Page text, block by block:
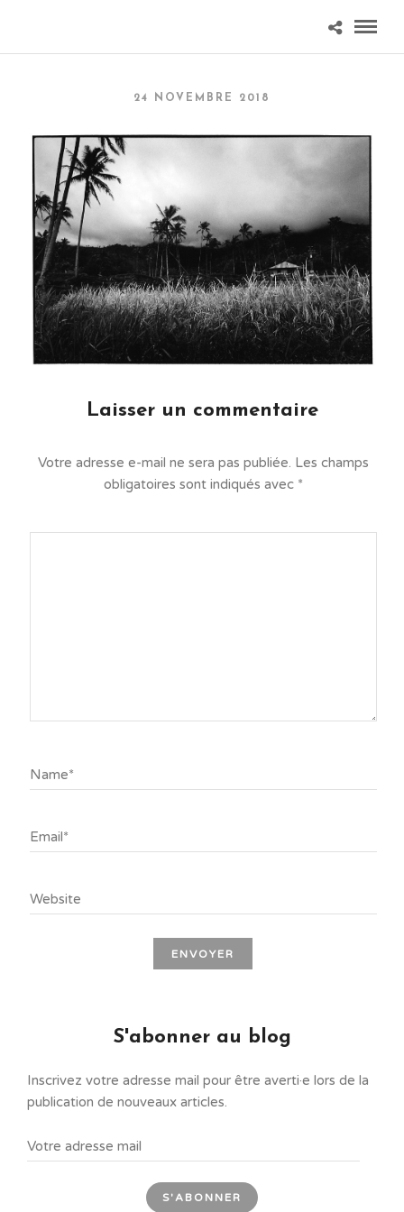
24 NOVEMBRE 2018
Laisser un commentaire
Votre adresse e-mail ne sera pas publiée. Les champs
obligatoires sont indiqués avec *
S'abonner au blog
Inscrivez votre adresse mail pour être averti·e lors de la
publication de nouveaux articles.
VOTRE
ADRESSE
S'ABONNER